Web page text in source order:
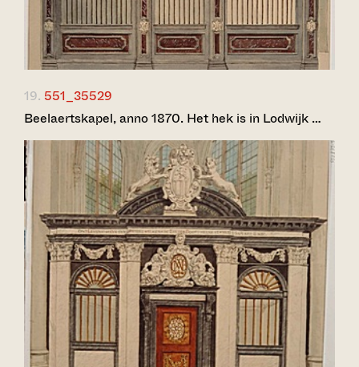
19. 551_35529
Beelaertskapel, anno 1870. Het hek is in Lodwijk …